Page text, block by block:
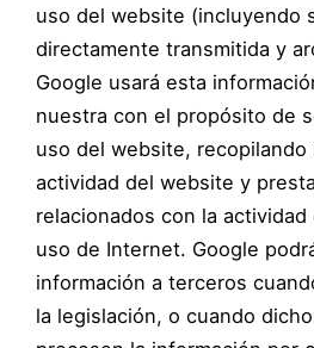
uso del website (incluyendo
directamente transmitida y
Google usará esta
nuestra con el propósito de
uso del website, recopilando
actividad del website y
relacionados con la
uso de Internet. Google
información a terceros
la legislación, o cuando